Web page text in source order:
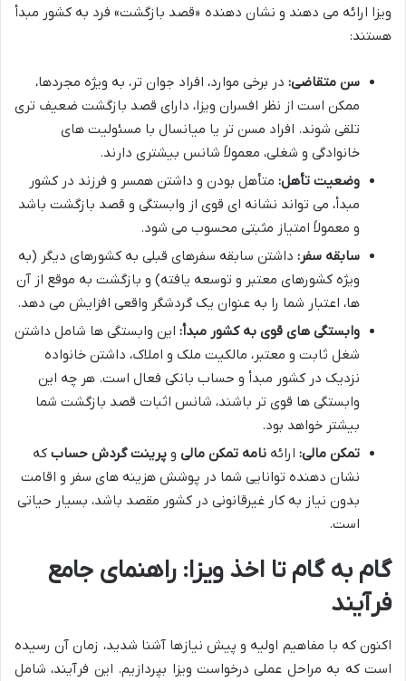
ویزا ارائه می دهند و نشان دهنده «قصد بازگشت» فرد به کشور مبدأ
هستند:
سن متقاضی: در برخی موارد، افراد جوان تر، به ویژه مجردها،
ممکن است از نظر افسران ویزا، دارای قصد بازگشت ضعیف تری
تلقی شوند. افراد مسن تر یا میانسال با مسئولیت های
خانوادگی و شغلی، معمولاً شانس بیشتری دارند.
وضعیت تأهل: متأهل بودن و داشتن همسر و فرزند در کشور
مبدأ، می تواند نشانه ای قوی از وابستگی و قصد بازگشت باشد
و معمولاً امتیاز مثبتی محسوب می شود.
سابقه سفر: داشتن سابقه سفرهای قبلی به کشورهای دیگر (به
ویژه کشورهای معتبر و توسعه یافته) و بازگشت به موقع از آن
ها، اعتبار شما را به عنوان یک گردشگر واقعی افزایش می دهد.
وابستگی های قوی به کشور مبدأ: این وابستگی ها شامل داشتن
شغل ثابت و معتبر، مالکیت ملک و املاک، داشتن خانواده
نزدیک در کشور مبدأ و حساب بانکی فعال است. هر چه این
وابستگی ها قوی تر باشند، شانس اثبات قصد بازگشت شما
بیشتر خواهد بود.
تمکن مالی: ارائه نامه تمکن مالی و پرینت گردش حساب که
نشان دهنده توانایی شما در پوشش هزینه های سفر و اقامت
بدون نیاز به کار غیرقانونی در کشور مقصد باشد، بسیار حیاتی
است.
گام به گام تا اخذ ویزا: راهنمای جامع
فرآیند
اکنون که با مفاهیم اولیه و پیش نیازها آشنا شدید، زمان آن رسیده
است که به مراحل عملی درخواست ویزا بپردازیم. این فرآیند، شامل